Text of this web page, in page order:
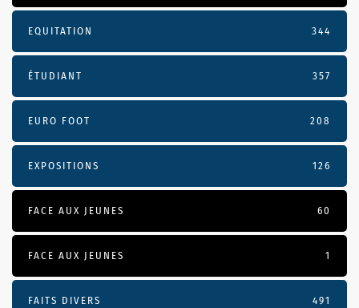
EQUITATION 344
ÉTUDIANT 357
EURO FOOT 208
EXPOSITIONS 126
FACE AUX JEUNES 60
FACE AUX JEUNES 1
FAITS DIVERS 491